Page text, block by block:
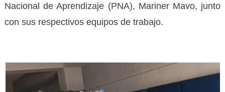
Nacional de Aprendizaje (PNA), Mariner Mavo, junto
con sus respectivos equipos de trabajo.